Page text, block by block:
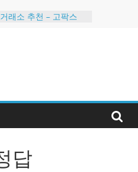
래소 추천 – 고팍스
하는 은행 멤버십 현
추천 순위 BEST 2
답